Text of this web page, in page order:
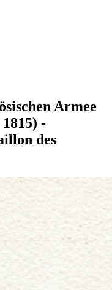
Armee
-
des